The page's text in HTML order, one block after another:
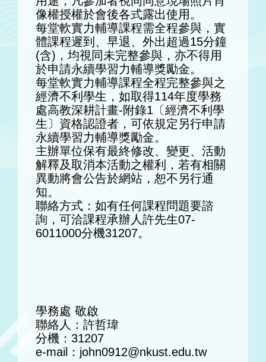
像權授權於會後各式露出使用。
每堂軟實力輔導課程需全程參與，實
體課程遲到、早退、外出超過15分鐘
(含)，均視同未完整參與，亦不得用
於申請永續學習力輔導獎勵金。
每堂軟實力輔導課程全程完整參與之
經濟不利學生，如取得114年度學務
處高教深耕計畫-附錄1〔經濟不利學
生〕資格認證者，可依規定另行申請
永續學習力輔導獎勵金。
主辦單位保有最終修改、變更、活動
解釋及取消本活動之權利，若有相關
異動將會公告於網站，恕不另行通
知。
聯絡方式：如有任何課程問題要諮
詢，可洽課程承辦人許先生07-
6011000分機31207。
學務處 敬啟
聯絡人：許哲瑋
分機：31207
e-mail：john0912@nkust.edu.tw